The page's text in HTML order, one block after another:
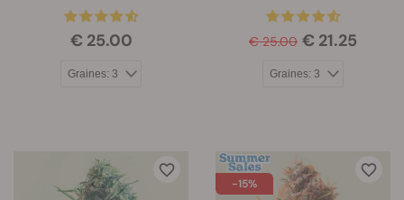
€ 25.00 € 25.00 € 21.25
-15%